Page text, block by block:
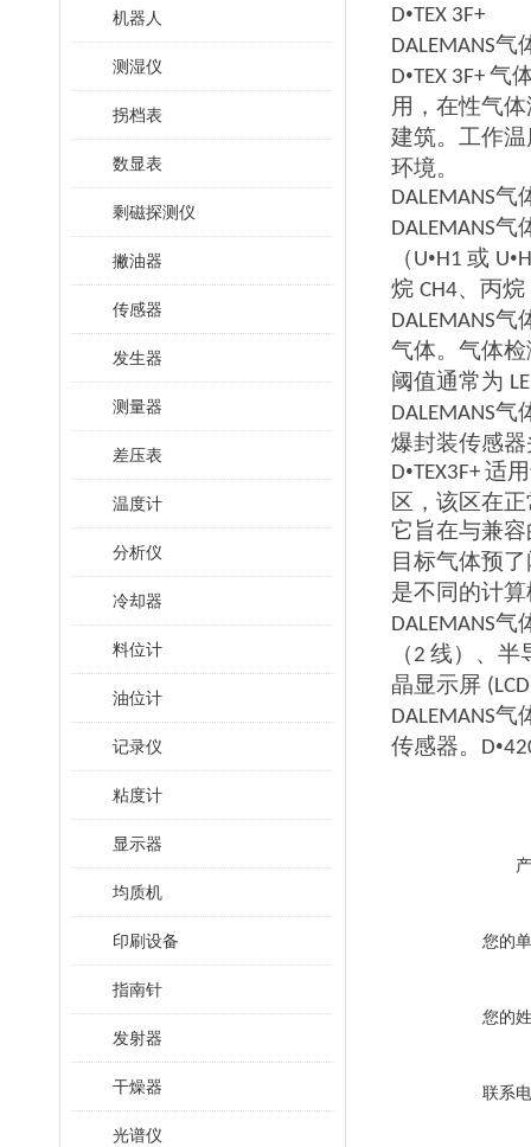
机器人
测湿仪
拐档表
数显表
剩磁探测仪
撇油器
传感器
发生器
测量器
差压表
温度计
分析仪
冷却器
料位计
油位计
记录仪
粘度计
显示器
均质机
印刷设备
指南针
发射器
干燥器
光谱仪
D•TEX 3F+
DALEMANS气
D•TEX 3F+ 气
用，在性气
建筑。工作
环境。
DALEMANS气
DALEMANS气
（ U•H1 或 U•
烷 CH4、丙烷
DALEMANS气
气体。气体
阈值通常为
DALEMANS气
爆封装传感
D•TEX3F+ 适
区，该区在
它旨在与兼
目标气体预
是不同的计
DALEMANS气
（ 2 线）、半
晶显示屏
DALEMANS气
传感器。
D•
您的
您的
联系